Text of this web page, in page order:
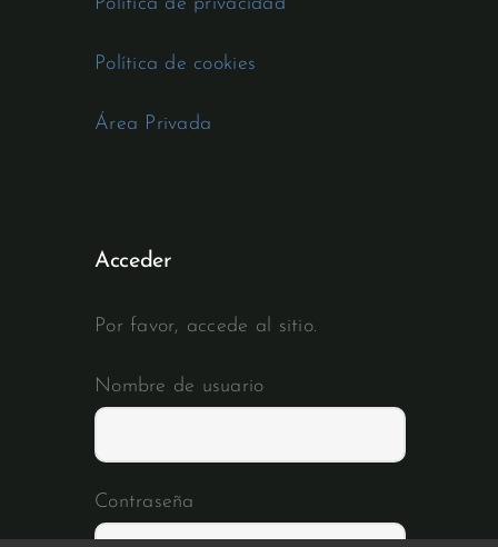
Política de cookies
Área Privada
Acceder
Por favor, accede al sitio.
Nombre de usuario
Contraseña